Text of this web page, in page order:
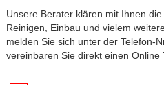
Unsere Berater klären mit Ihnen
Reinigen, Einbau und vielem
melden Sie sich unter der Telefon-
vereinbaren Sie direkt einen Online